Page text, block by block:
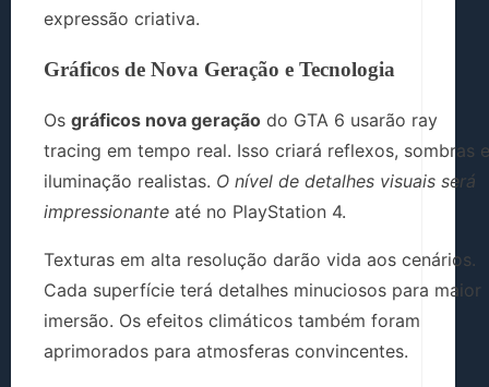
expressão criativa.
Gráficos de Nova Geração e Tecnologia
Os gráficos nova geração do GTA 6 usarão ray
tracing em tempo real. Isso criará reflexos, sombras e
iluminação realistas. O nível de detalhes visuais será
impressionante até no PlayStation 4.
Texturas em alta resolução darão vida aos cenários.
Cada superfície terá detalhes minuciosos para maior
imersão. Os efeitos climáticos também foram
aprimorados para atmosferas convincentes.